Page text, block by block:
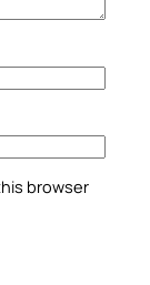
browser